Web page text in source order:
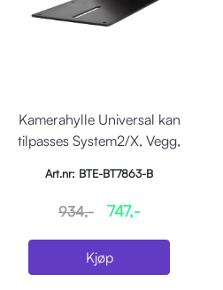
Kamerahylle Universal kan
tilpasses System2/X, Vegg,
Art.nr: BTE-BT7863-B
934,- 747,-
Kjøp